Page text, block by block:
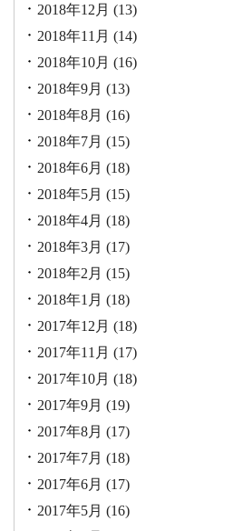
2018年12月 (13)
2018年11月 (14)
2018年10月 (16)
2018年9月 (13)
2018年8月 (16)
2018年7月 (15)
2018年6月 (18)
2018年5月 (15)
2018年4月 (18)
2018年3月 (17)
2018年2月 (15)
2018年1月 (18)
2017年12月 (18)
2017年11月 (17)
2017年10月 (18)
2017年9月 (19)
2017年8月 (17)
2017年7月 (18)
2017年6月 (17)
2017年5月 (16)